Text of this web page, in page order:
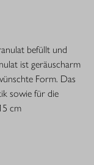
befüllt und
ist geräuscharm
Form. Das
sowie für die
cm